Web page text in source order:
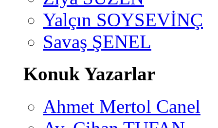
Yalçın SOYSEVİNÇ
Savaş ŞENEL
Konuk Yazarlar
Ahmet Mertol Canel